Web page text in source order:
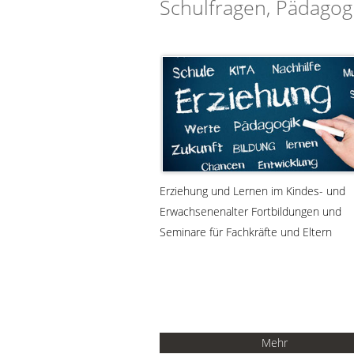
Schulfragen,
Erziehung und Lernen im Kindes- und
Erwachsenenalter Fortbildungen und
Seminare für Fachkräfte und Eltern
Mehr